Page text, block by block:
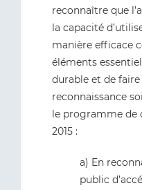
reconnaître que
la capacité
manière efficace
éléments
durable et de
reconnaissance
le programme de
2015 :
a) En
public